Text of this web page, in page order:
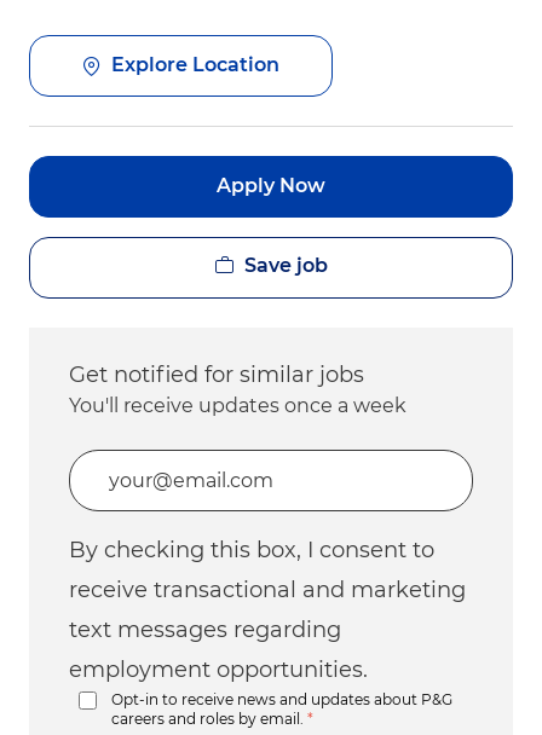
Explore Location
Apply Now
Save job
Get notified for similar jobs
You'll receive updates once a week
Enter Email address (Required)
By checking this box, I consent to
receive transactional and marketing
text messages regarding
employment opportunities.
Opt-in to receive news and updates about P&G
careers and roles by email.
*